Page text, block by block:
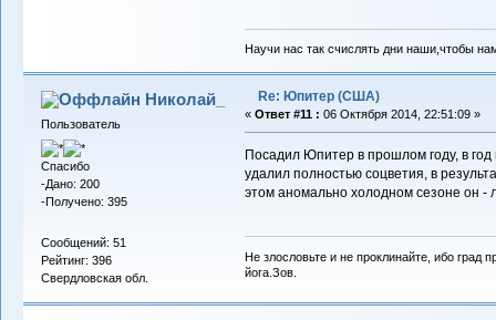
Научи нас так счислять дни наши,чтобы
Николай_
Пользователь
Спасибо
-Дано: 200
-Получено: 395
Сообщений: 51
Рейтинг: 396
Свердловская обл.
Re: Юпитер (США)
« Ответ #11 : 06 Октября 2014, 22:51:09 »
Посадил Юпитер в прошлом году, в
удалил полностью соцветия, в
этом аномально холодном сезоне он -
Не злословьте и не проклинайте, ибо град
йога.Зов.